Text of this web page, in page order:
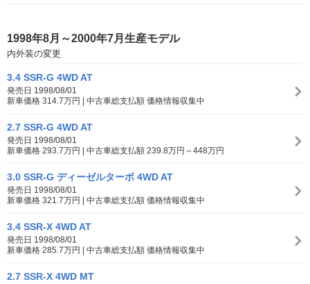
1998年8月～2000年7月生産モデル
内外装の変更
3.4 SSR-G 4WD AT
発売日 1998/08/01
新車価格 314.7万円 | 中古車総支払額 価格情報収集中
2.7 SSR-G 4WD AT
発売日 1998/08/01
新車価格 293.7万円 | 中古車総支払額 239.8万円～448万円
3.0 SSR-G ディーゼルターボ 4WD AT
発売日 1998/08/01
新車価格 321.7万円 | 中古車総支払額 価格情報収集中
3.4 SSR-X 4WD AT
発売日 1998/08/01
新車価格 285.7万円 | 中古車総支払額 価格情報収集中
2.7 SSR-X 4WD MT